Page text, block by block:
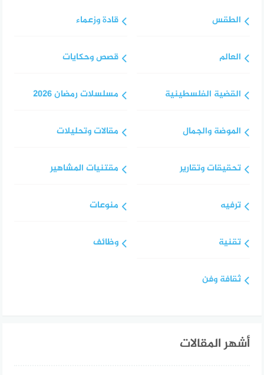
الطقس
العالم
القضية الفلسطينية
الموضة والجمال
تحقيقات وتقارير
ترفيه
تقنية
ثقافة وفن
قادة وزعماء
قصص وحكايات
مسلسلات رمضان 2026
مقالات وتحليلات
مقتنيات المشاهير
منوعات
وظائف
أشهر المقالات